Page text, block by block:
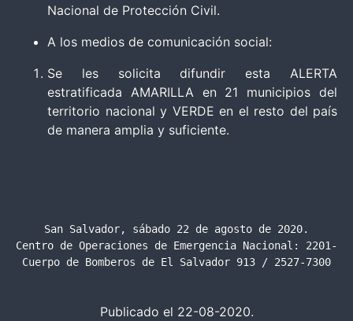
Nacional de Protección Civil.
A los medios de comunicación social:
Se les solicita difundir esta ALERTA
estratificada AMARILLA en 21 municipios del
territorio nacional y VERDE en el resto del país
de manera amplia y suficiente.
San Salvador, sábado 22 de agosto de 2020.
Centro de Operaciones de Emergencia Nacional: 2201-
Cuerpo de Bomberos de El Salvador 913 / 2527-7300
Publicado el 22-08-2020.